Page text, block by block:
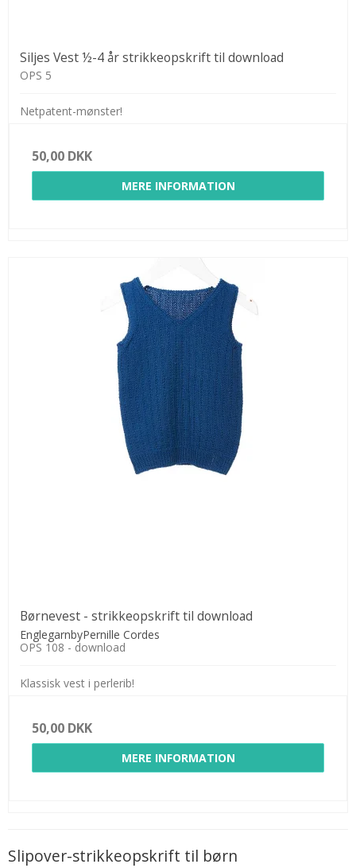
Siljes Vest ½-4 år strikkeopskrift til download
OPS 5
Netpatent-mønster!
50,00 DKK
MERE INFORMATION
Børnevest - strikkeopskrift til download
EnglegarnbyPernille Cordes
OPS 108 - download
Klassisk vest i perlerib!
50,00 DKK
MERE INFORMATION
Slipover-strikkeopskrift til børn